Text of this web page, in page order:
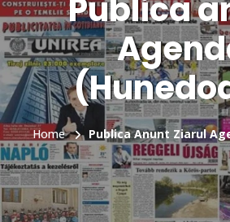
Publica
Home Publica Anunt Ziarul